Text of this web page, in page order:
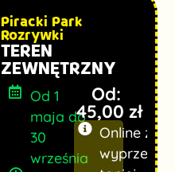
Piracki Park
Rozrywki
TEREN
ZEWNĘTRZNY
Od 1
maja do
30
września
Od:
45,00 zł
Online z